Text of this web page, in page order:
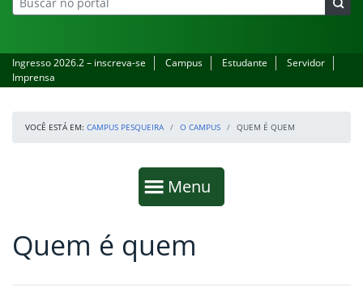
Ingresso 2026.2 – inscreva-se Campus Estudante
Servidor
Imprensa
VOCÊ ESTÁ EM: CAMPUS PESQUEIRA O CAMPUS QUEM É QUEM
Mostrar
Menu
Fim da navegação
Início do conteúdo
Quem é quem